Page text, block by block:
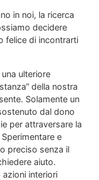
in noi, la ricerca
decidere
felice di incontrarti
ulteriore
della nostra
Solamente un
dal dono
per attraversare la
e
preciso senza il
aiuto.
interiori